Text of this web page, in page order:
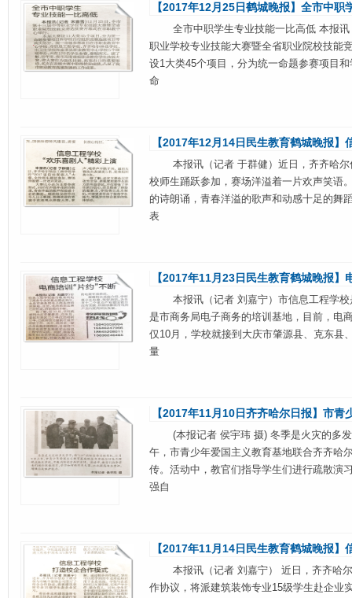
【2017年12月25日鹤城晚报】全市中职
全市中职学生专业技能一比高低 本报讯
职业学校专业技能大赛暨全省职业院校技能
设1大类45个项目，分为统一命题参赛项目
命
【2017年12月14日民生教育鹤城晚报】
本报讯（记者 于群健）近日，齐齐哈尔
校师生踊跃参加，赛场洋溢着一片欢声笑语
的诗朗诵，青春洋溢的歌声和动感十足的舞
表
【2017年11月23日民生教育鹤城晚报】
本报讯（记者 刘嘉宁）市信息工程学校
是市商务局电子商务的培训基地，目前，电
仅10月，学校就接到大庆市肇源县、克东县
量
【2017年11月10日齐齐哈尔日报】市
(本报记者 侯宇玮 摄) 冬季是火灾的多发
午，市青少年爱国主义教育基地联合齐齐哈
传。活动中，教官们指导学生们进行疏散演
强自
【2017年11月14日民生教育鹤城晚报
本报讯（记者 刘嘉宁） 近日，齐齐哈尔
作协议，将派建筑装饰专业15级学生赴企业